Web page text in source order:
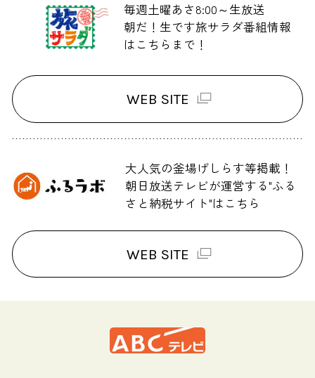
毎週土曜あさ8:00～生放送
朝だ！生です旅サラダ番組情報
はこちらまで！
WEB SITE
大人気の釜場げしらす等掲載！
朝日放送テレビが運営する"ふる
さと納税サイト"はこちら
WEB SITE